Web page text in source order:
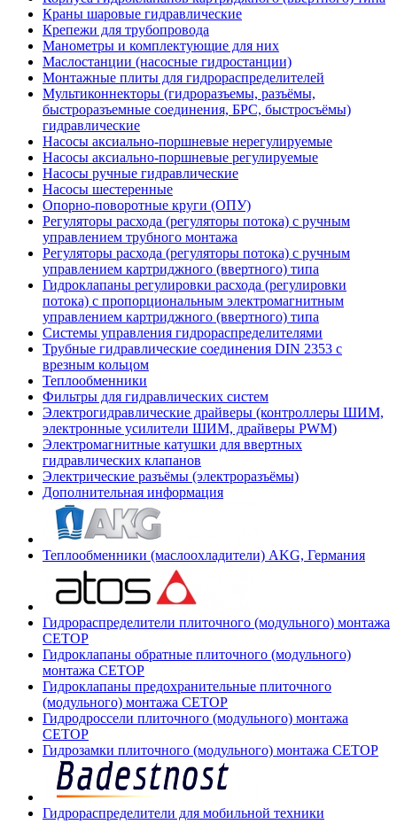
Краны шаровые гидравлические
Крепежи для трубопровода
Манометры и комплектующие для них
Маслостанции (насосные гидростанции)
Монтажные плиты для гидрораспределителей
Мультиконнекторы (гидроразъемы, разъёмы,
быстроразъемные соединения, БРС, быстросъёмы)
гидравлические
Насосы аксиально-поршневые нерегулируемые
Насосы аксиально-поршневые регулируемые
Насосы ручные гидравлические
Насосы шестеренные
Опорно-поворотные круги (ОПУ)
Регуляторы расхода (регуляторы потока) с ручным
управлением трубного монтажа
Регуляторы расхода (регуляторы потока) с ручным
управлением картриджного (ввертного) типа
Гидроклапаны регулировки расхода (регулировки
потока) с пропорциональным электромагнитным
управлением картриджного (ввертного) типа
Системы управления гидрораспределителями
Трубные гидравлические соединения DIN 2353 с
врезным кольцом
Теплообменники
Фильтры для гидравлических систем
Электрогидравлические драйверы (контроллеры ШИМ,
электронные усилители ШИМ, драйверы PWM)
Электромагнитные катушки для ввертных
гидравлических клапанов
Электрические разъёмы (электроразъёмы)
Дополнительная информация
Теплообменники (маслоохладители) AKG, Германия
Гидрораспределители плиточного (модульного) монтажа
СЕТОР
Гидроклапаны обратные плиточного (модульного)
монтажа CETOP
Гидроклапаны предохранительные плиточного
(модульного) монтажа CETOP
Гидродроссели плиточного (модульного) монтажа
CETOP
Гидрозамки плиточного (модульного) монтажа CETOP
Гидрораспределители для мобильной техники